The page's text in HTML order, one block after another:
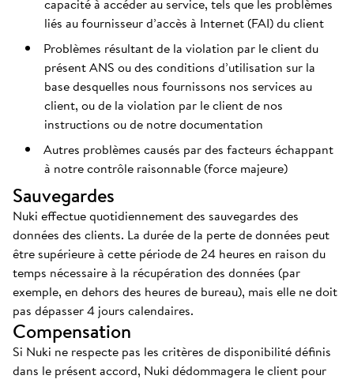
capacité à accéder au service, tels que les problèmes
liés au fournisseur d’accès à Internet (FAI) du client
Problèmes résultant de la violation par le client du
présent ANS ou des conditions d’utilisation sur la
base desquelles nous fournissons nos services au
client, ou de la violation par le client de nos
instructions ou de notre documentation
Autres problèmes causés par des facteurs échappant
à notre contrôle raisonnable (force majeure)
Sauvegardes
Nuki effectue quotidiennement des sauvegardes des
données des clients. La durée de la perte de données peut
être supérieure à cette période de 24 heures en raison du
temps nécessaire à la récupération des données (par
exemple, en dehors des heures de bureau), mais elle ne doit
pas dépasser 4 jours calendaires.
Compensation
Si Nuki ne respecte pas les critères de disponibilité définis
dans le présent accord, Nuki dédommagera le client pour